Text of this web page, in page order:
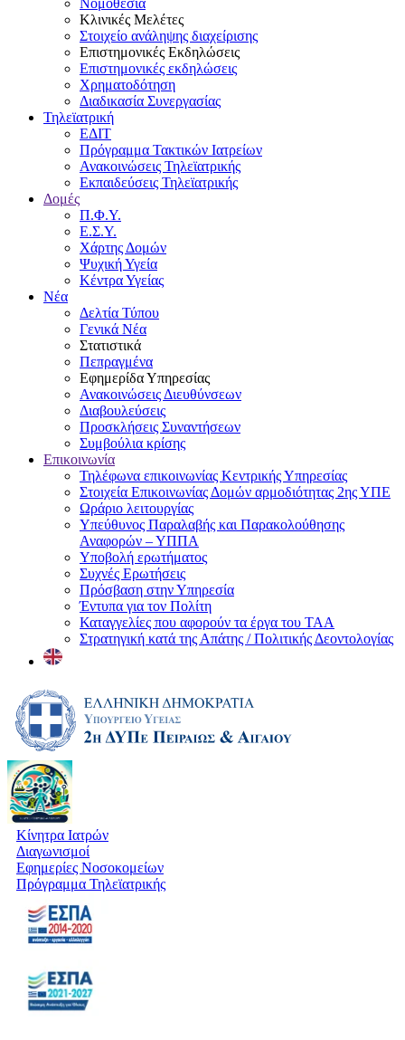
Νομοθεσία
Κλινικές Μελέτες
Στοιχείο ανάληψης διαχείρισης
Επιστημονικές Εκδηλώσεις
Επιστημονικές εκδηλώσεις
Χρηματοδότηση
Διαδικασία Συνεργασίας
Τηλεϊατρική
ΕΔΙΤ
Πρόγραμμα Τακτικών Ιατρείων
Ανακοινώσεις Τηλεϊατρικής
Εκπαιδεύσεις Τηλεϊατρικής
Δομές
Π.Φ.Υ.
Ε.Σ.Υ.
Χάρτης Δομών
Ψυχική Υγεία
Κέντρα Υγείας
Νέα
Δελτία Τύπου
Γενικά Νέα
Στατιστικά
Πεπραγμένα
Εφημερίδα Υπηρεσίας
Ανακοινώσεις Διευθύνσεων
Διαβουλεύσεις
Προσκλήσεις Συναντήσεων
Συμβούλια κρίσης
Επικοινωνία
Τηλέφωνα επικοινωνίας Κεντρικής Υπηρεσίας
Στοιχεία Επικοινωνίας Δομών αρμοδιότητας 2ης ΥΠΕ
Ωράριο λειτουργίας
Υπεύθυνος Παραλαβής και Παρακολούθησης
Αναφορών – ΥΠΠΑ
Υποβολή ερωτήματος
Συχνές Ερωτήσεις
Πρόσβαση στην Υπηρεσία
Έντυπα για τον Πολίτη
Καταγγελίες που αφορούν τα έργα του ΤΑΑ
Στρατηγική κατά της Απάτης / Πολιτικής Δεοντολογίας
Κίνητρα Ιατρών
Διαγωνισμοί
Εφημερίες Νοσοκομείων
Πρόγραμμα Τηλεϊατρικής